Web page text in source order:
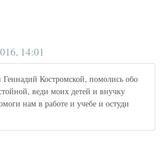
14:01
Костромской, помолись обо
веди моих детей и внучку
нам в работе и учебе и остуди